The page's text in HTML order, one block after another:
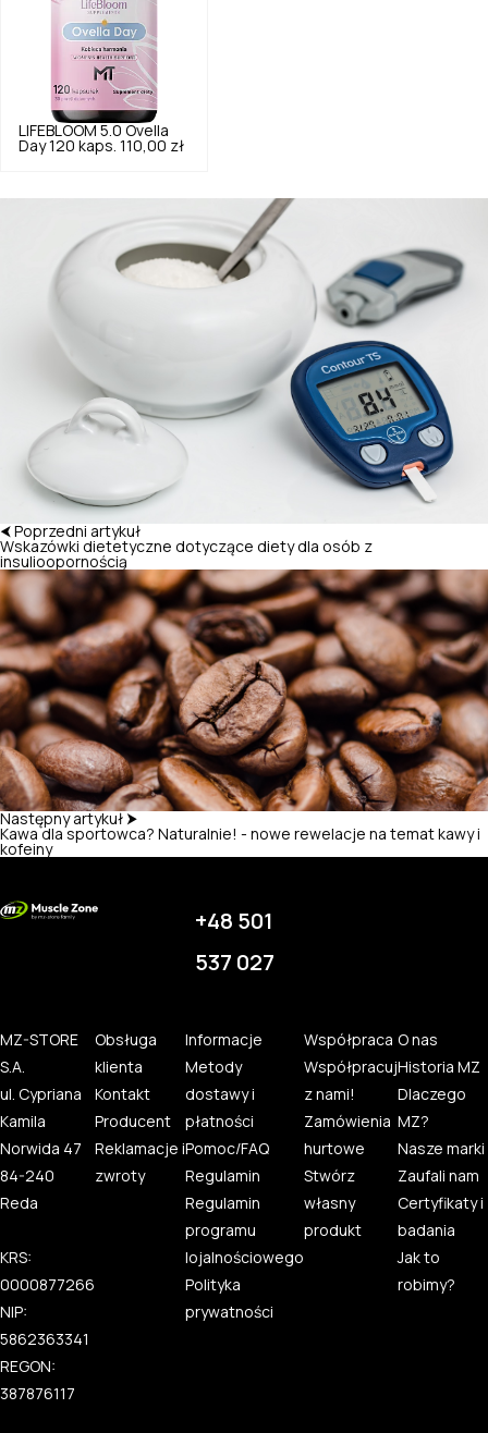
LIFEBLOOM 5.0 Ovella
Day 120 kaps. 110,00 zł
⮜ Poprzedni artykuł
Wskazówki dietetyczne dotyczące diety dla osób z
insulioopornością
Następny artykuł ⮞
Kawa dla sportowca? Naturalnie! - nowe rewelacje na temat kawy i
kofeiny
+48 501
537 027
MZ-STORE
S.A.
ul. Cypriana
Kamila
Norwida 47
84-240
Reda
KRS:
0000877266
NIP:
5862363341
REGON:
387876117
Obsługa
klienta
Kontakt
Producent
Reklamacje i
zwroty
Informacje
Metody
dostawy i
płatności
Pomoc/FAQ
Regulamin
Regulamin
programu
lojalnościowego
Polityka
prywatności
Współpraca
Współpracuj
z nami!
Zamówienia
hurtowe
Stwórz
własny
produkt
O nas
Historia MZ
Dlaczego
MZ?
Nasze marki
Zaufali nam
Certyfikaty i
badania
Jak to
robimy?